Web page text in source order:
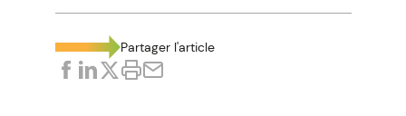
Partager l'article